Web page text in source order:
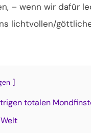
– wenn wir dafür
lichtvollen/
totalen